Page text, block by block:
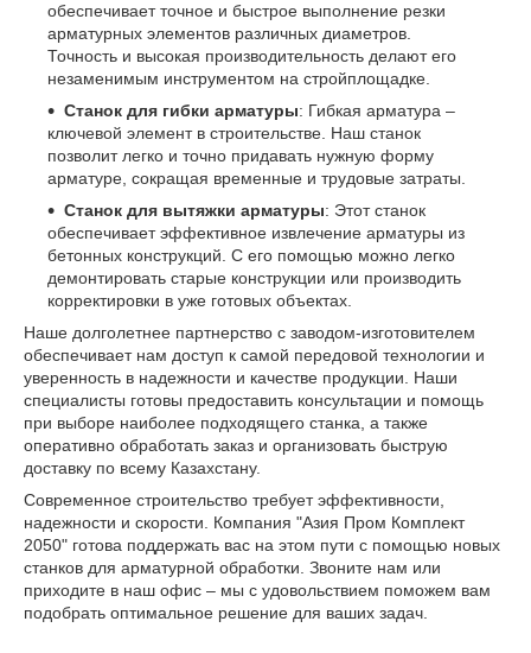
обеспечивает точное и быстрое выполнение резки
арматурных элементов различных диаметров.
Точность и высокая производительность делают его
незаменимым инструментом на стройплощадке.
Станок для гибки арматуры: Гибкая арматура –
ключевой элемент в строительстве. Наш станок
позволит легко и точно придавать нужную форму
арматуре, сокращая временные и трудовые затраты.
Станок для вытяжки арматуры: Этот станок
обеспечивает эффективное извлечение арматуры из
бетонных конструкций. С его помощью можно легко
демонтировать старые конструкции или производить
корректировки в уже готовых объектах.
Наше долголетнее партнерство с заводом-изготовителем
обеспечивает нам доступ к самой передовой технологии и
уверенность в надежности и качестве продукции. Наши
специалисты готовы предоставить консультации и помощь
при выборе наиболее подходящего станка, а также
оперативно обработать заказ и организовать быструю
доставку по всему Казахстану.
Современное строительство требует эффективности,
надежности и скорости. Компания "Азия Пром Комплект
2050" готова поддержать вас на этом пути с помощью новых
станков для арматурной обработки. Звоните нам или
приходите в наш офис – мы с удовольствием поможем вам
подобрать оптимальное решение для ваших задач.